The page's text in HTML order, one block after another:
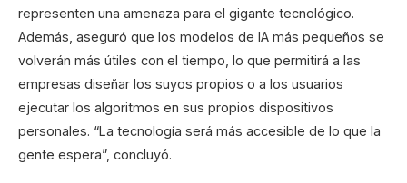
representen una amenaza para el gigante tecnológico.
Además, aseguró que los modelos de IA más pequeños se
volverán más útiles con el tiempo, lo que permitirá a las
empresas diseñar los suyos propios o a los usuarios
ejecutar los algoritmos en sus propios dispositivos
personales. “La tecnología será más accesible de lo que la
gente espera”, concluyó.